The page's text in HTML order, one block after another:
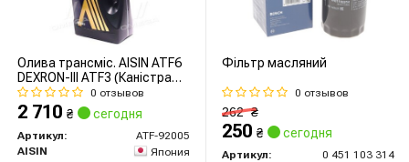
Олива трансміс. AISIN ATF6
DEXRON-III ATF3 (Каністра
5л)
0 отзывов
2 710 ₴ сегодня
Артикул:
ATF-92005
AISIN
Япония
Фільтр масляний
0 отзывов
262₴
250 ₴ сегодня
Артикул:
0 451 103 314